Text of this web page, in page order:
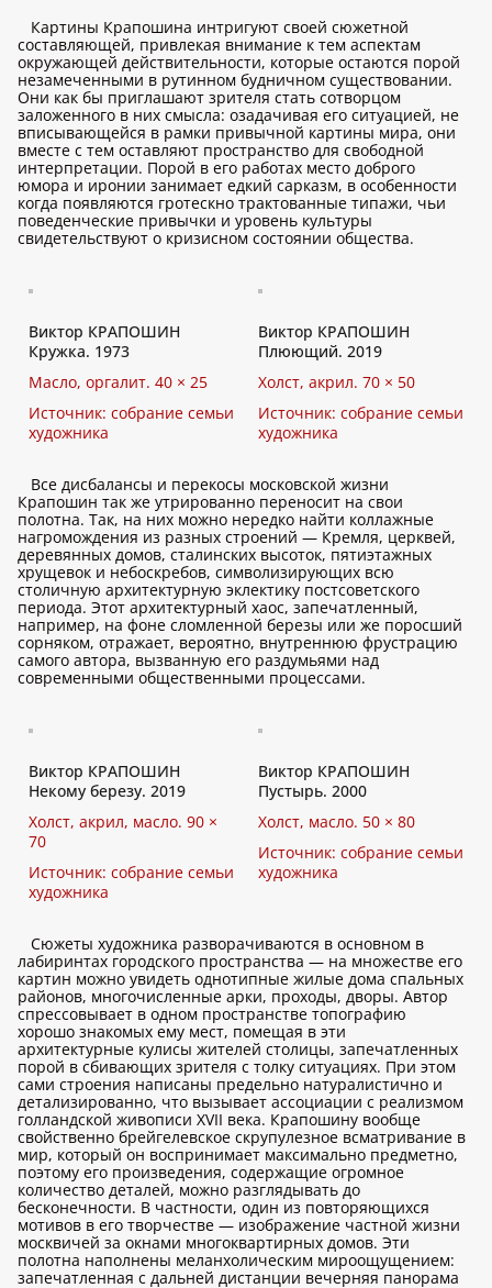
Картины Крапошина интригуют своей сюжетной
составляющей, привлекая внимание к тем аспектам
окружающей действительности, которые остаются порой
незамеченными в рутинном будничном существовании.
Они как бы приглашают зрителя стать сотворцом
заложенного в них смысла: озадачивая его ситуацией, не
вписывающейся в рамки привычной картины мира, они
вместе с тем оставляют пространство для свободной
интерпретации. Порой в его работах место доброго
юмора и иронии занимает едкий сарказм, в особенности
когда появляются гротескно трактованные типажи, чьи
поведенческие привычки и уровень культуры
свидетельствуют о кризисном состоянии общества.
Виктор КРАПОШИН
Кружка. 1973
Масло, оргалит. 40 × 25
Источник: собрание семьи
художника
Виктор КРАПОШИН
Плюющий. 2019
Холст, акрил. 70 × 50
Источник: собрание семьи
художника
Все дисбалансы и перекосы московской жизни
Крапошин так же утрированно переносит на свои
полотна. Так, на них можно нередко найти коллажные
нагромождения из разных строений — Кремля, церквей,
деревянных домов, сталинских высоток, пятиэтажных
хрущевок и небоскребов, символизирующих всю
столичную архитектурную эклектику постсоветского
периода. Этот архитектурный хаос, запечатленный,
например, на фоне сломленной березы или же поросший
сорняком, отражает, вероятно, внутреннюю фрустрацию
самого автора, вызванную его раздумьями над
современными общественными процессами.
Виктор КРАПОШИН
Некому березу. 2019
Холст, акрил, масло. 90 ×
70
Источник: собрание семьи
художника
Виктор КРАПОШИН
Пустырь. 2000
Холст, масло. 50 × 80
Источник: собрание семьи
художника
Сюжеты художника разворачиваются в основном в
лабиринтах городского пространства — на множестве его
картин можно увидеть однотипные жилые дома спальных
районов, многочисленные арки, проходы, дворы. Автор
спрессовывает в одном пространстве топографию
хорошо знакомых ему мест, помещая в эти
архитектурные кулисы жителей столицы, запечатленных
порой в сбивающих зрителя с толку ситуациях. При этом
сами строения написаны предельно натуралистично и
детализированно, что вызывает ассоциации с реализмом
голландской живописи XVII века. Крапошину вообще
свойственно брейгелевское скрупулезное всматривание в
мир, который он воспринимает максимально предметно,
поэтому его произведения, содержащие огромное
количество деталей, можно разглядывать до
бесконечности. В частности, один из повторяющихся
мотивов в его творчестве — изображение частной жизни
москвичей за окнами многоквартирных домов. Эти
полотна наполнены меланхолическим мироощущением:
запечатленная с дальней дистанции вечерняя панорама